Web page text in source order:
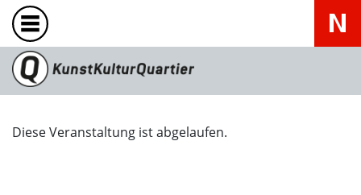
Diese Veranstaltung ist abgelaufen.